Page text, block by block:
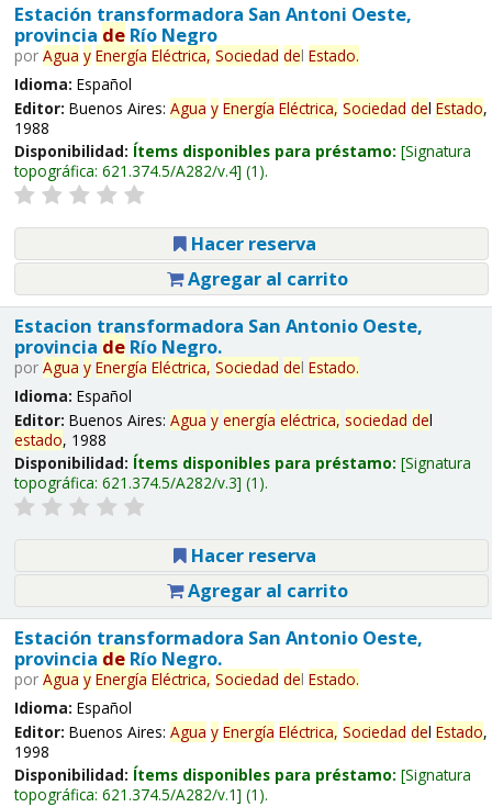
Estación transformadora San Antoni Oeste,
provincia deRío Negro
por Agua y Energía Eléctrica, Sociedad del Estado.
Idioma: Español
Editor: Buenos Aires: Agua y Energía Eléctrica, Sociedad del Estado,
1988
Disponibilidad: Ítems disponibles para préstamo: Signatura
topográfica: 621.374.5/A282/v.4 (1).
Hacer reserva
Agregar al carrito
Estacion transformadora San Antonio Oeste,
provincia deRío Negro.
por Agua y Energía Eléctrica, Sociedad del Estado.
Idioma: Español
Editor: Buenos Aires: Agua y energía eléctrica, sociedad del
estado, 1988
Disponibilidad: Ítems disponibles para préstamo: Signatura
topográfica: 621.374.5/A282/v.3 (1).
Hacer reserva
Agregar al carrito
Estación transformadora San Antonio Oeste,
provincia deRío Negro.
por Agua y Energía Eléctrica, Sociedad del Estado.
Idioma: Español
Editor: Buenos Aires: Agua y Energía Eléctrica, Sociedad del Estado,
1998
Disponibilidad: Ítems disponibles para préstamo: Signatura
topográfica: 621.374.5/A282/v.1 (1).